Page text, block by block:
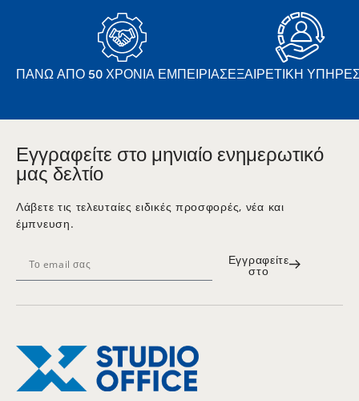
ΠΆΝΩ ΑΠΌ 50 ΧΡΌΝΙΑ ΕΜΠΕΙΡΊΑΣΕΞΑΙΡΕΤΙΚΉ
Εγγραφείτε στο μηνιαίο ενημερωτικό
μας δελτίο
Λάβετε τις τελευταίες ειδικές προσφορές, νέα και
έμπνευση.
Εγγραφείτε
στο